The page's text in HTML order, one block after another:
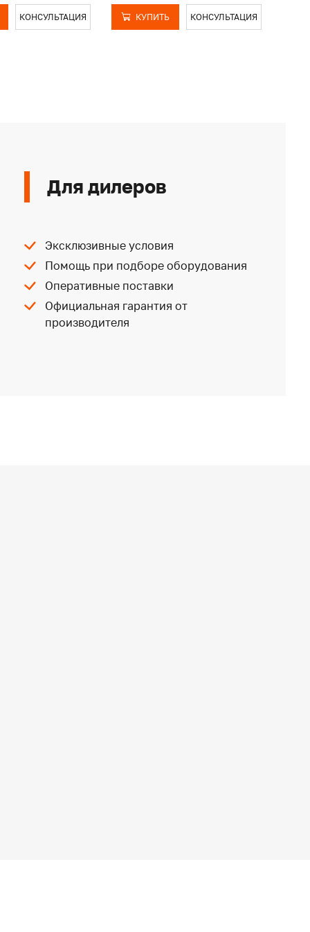
КОНСУЛЬТАЦИЯ КУПИТЬ КОНСУЛЬТАЦИЯ
Для дилеров
Эксклюзивные условия
Помощь при подборе оборудования
Оперативные поставки
Официальная гарантия от
производителя